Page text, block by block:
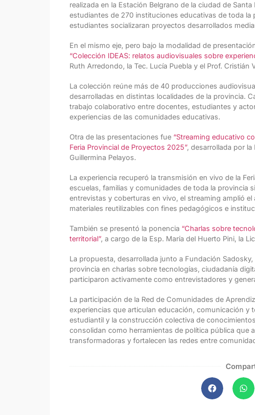
realizada en la Estación Belgrano de la ciudad de
estudiantes de 270 instituciones educativas de toda la
estudiantes socializaran proyectos desarrollados
En el mismo eje, pero bajo la modalidad de
“Colección IDEAS: relatos audiovisuales sobre
Ruth Arredondo, la Tec. Lucía Puebla y el Prof. Cristián
La colección reúne más de 40 producciones
desarrolladas en distintas localidades de la provincia.
trabajo colaborativo entre docentes, estudiantes y
experiencias de las comunidades educativas.
Otra de las presentaciones fue “Streaming educativo
Feria Provincial de Proyectos 2025”, desarrollada por la
Guillermina Pelayos.
La experiencia recuperó la transmisión en vivo de la
escuelas, familias y comunidades de toda la provincia
entrevistas y coberturas en vivo, el streaming amplió
materiales reutilizables con fines pedagógicos e
También se presentó la ponencia “Charlas sobre
territorial”, a cargo de la Esp. María del Huerto Pini, la
La propuesta, desarrollada junto a Fundación
provincia en charlas sobre tecnologías, ciudadanía
participaron activamente como entrevistadores y
La participación de la Red de Comunidades de
experiencias que articulan educación, comunicación y
estudiantil y la construcción colectiva de
consolidan como herramientas de política pública que
transformadoras y fortalecen las redes entre